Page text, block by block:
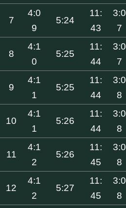
7
4:0
9
5:24
11:
43
3:0
7
8
4:1
0
5:25
11:
44
3:0
7
9
4:1
1
5:25
11:
44
3:0
8
10
4:1
1
5:26
11:
44
3:0
8
11
4:1
2
5:26
11:
45
3:0
8
12
4:1
2
5:27
11:
45
3:0
8